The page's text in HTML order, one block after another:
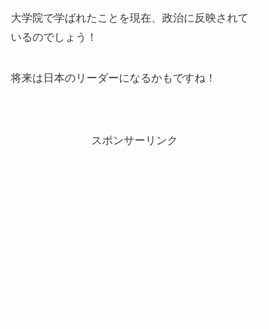
大学院で学ばれたことを現在、政治に反映されて
いるのでしょう！
将来は日本のリーダーになるかもですね！
スポンサーリンク